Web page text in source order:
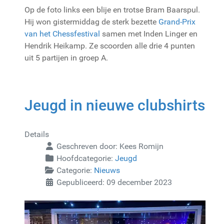
Op de foto links een blije en trotse Bram Baarspul.
Hij won gistermiddag de sterk bezette Grand-Prix
van het Chessfestival samen met Inden Linger en
Hendrik Heikamp. Ze scoorden alle drie 4 punten
uit 5 partijen in groep A.
Jeugd in nieuwe clubshirts
Details
Geschreven door: Kees Romijn
Hoofdcategorie: Jeugd
Categorie: Nieuws
Gepubliceerd: 09 december 2023